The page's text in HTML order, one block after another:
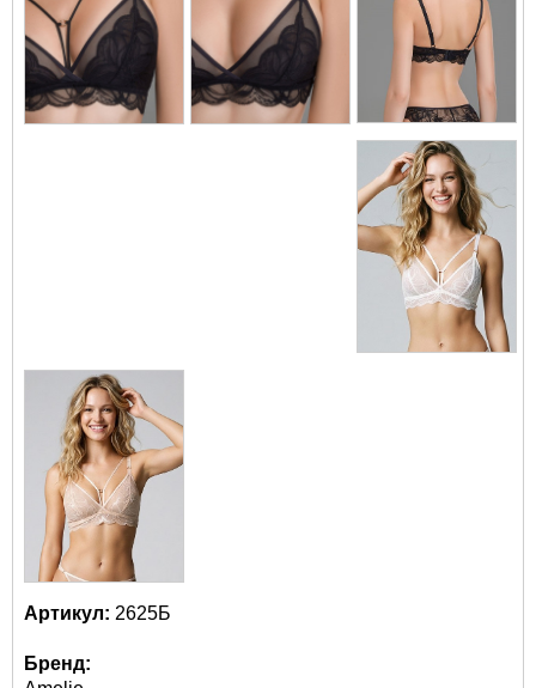
Артикул: 2625Б
Бренд: